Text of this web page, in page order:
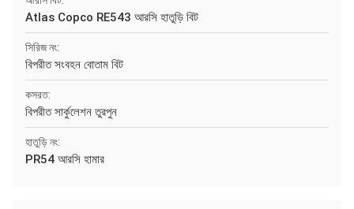
Atlas Copco RE543 আরসি হাতুড়ি বিট
সিরিজ নং:
বিপরীত সংবহন বোতাম বিট
কসরত:
বিপরীত সার্কুলেশন তুরপুন
হাতুড়ি নং:
PR54 আরসি হামার